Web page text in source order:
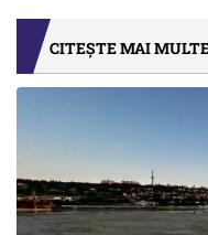
CITEȘTE MAI